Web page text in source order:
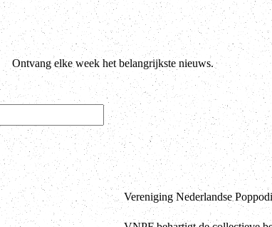
Ontvang elke week het belangrijkste nieuws.
Vereniging Nederlandse